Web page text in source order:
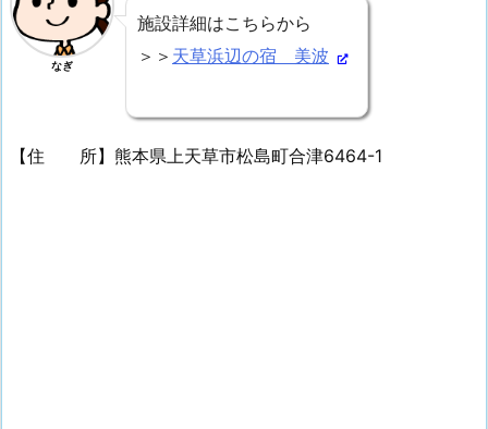
なぎ
施設詳細はこちらから
＞＞ 天草浜辺の宿 美波
【住 所】熊本県上天草市松島町合津6464-1